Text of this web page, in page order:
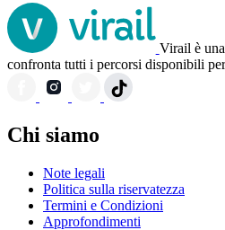
Virail è
confronta tutti i percorsi disponibili
Chi siamo
Note legali
Politica sulla riservatezza
Termini e Condizioni
Approfondimenti